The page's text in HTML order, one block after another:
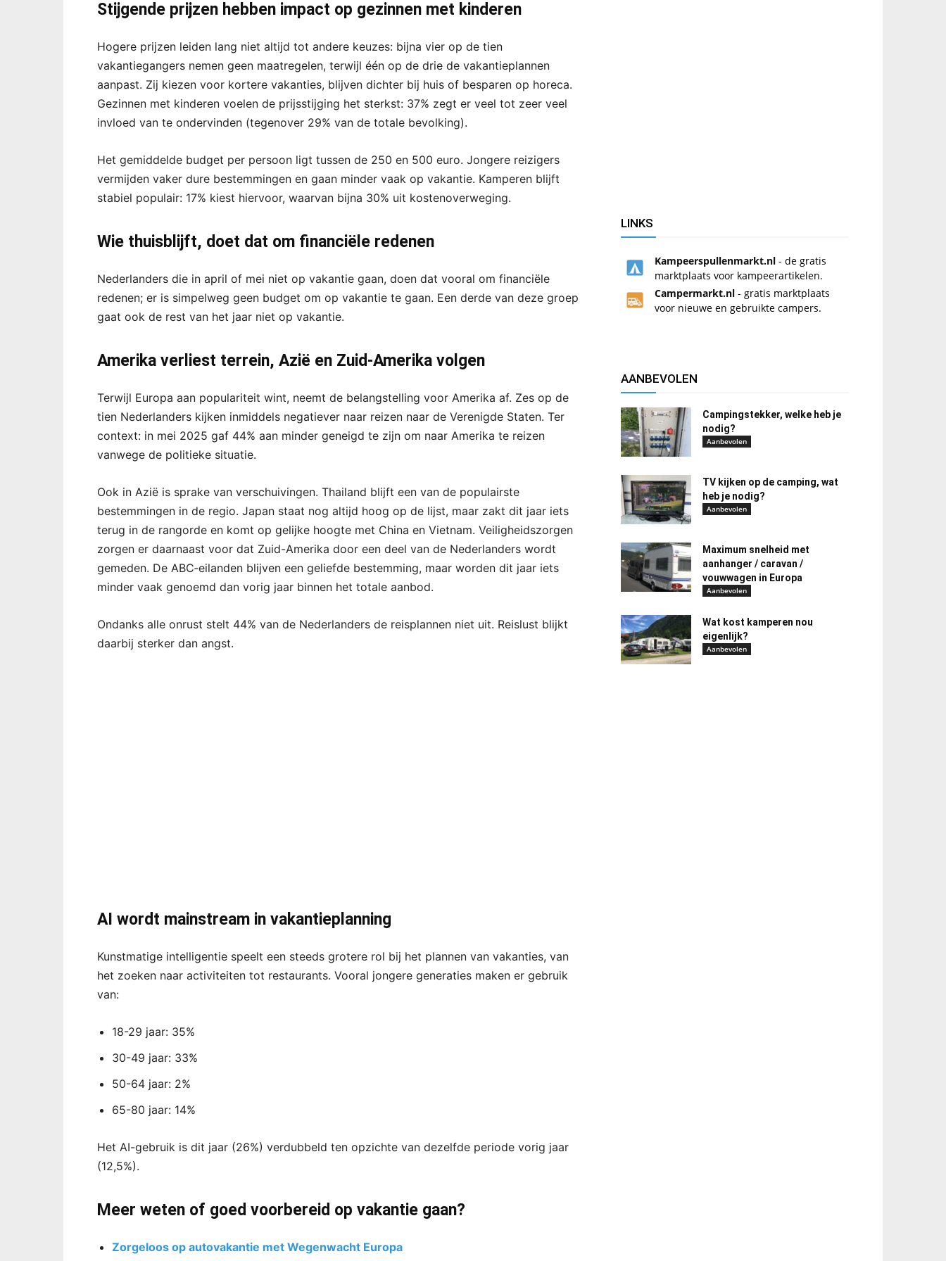
Stijgende prijzen hebben impact op gezinnen met kinderen
Hogere prijzen leiden lang niet altijd tot andere keuzes: bijna vier op de tien
vakantiegangers nemen geen maatregelen, terwijl één op de drie de vakantieplannen
aanpast. Zij kiezen voor kortere vakanties, blijven dichter bij huis of besparen op horeca.
Gezinnen met kinderen voelen de prijsstijging het sterkst: 37% zegt er veel tot zeer veel
invloed van te ondervinden (tegenover 29% van de totale bevolking).
Het gemiddelde budget per persoon ligt tussen de 250 en 500 euro. Jongere reizigers
vermijden vaker dure bestemmingen en gaan minder vaak op vakantie. Kamperen blijft
stabiel populair: 17% kiest hiervoor, waarvan bijna 30% uit kostenoverweging.
Wie thuisblijft, doet dat om financiële redenen
Nederlanders die in april of mei niet op vakantie gaan, doen dat vooral om financiële
redenen; er is simpelweg geen budget om op vakantie te gaan. Een derde van deze groep
gaat ook de rest van het jaar niet op vakantie.
Amerika verliest terrein, Azië en Zuid-Amerika volgen
Terwijl Europa aan populariteit wint, neemt de belangstelling voor Amerika af. Zes op de
tien Nederlanders kijken inmiddels negatiever naar reizen naar de Verenigde Staten. Ter
context: in mei 2025 gaf 44% aan minder geneigd te zijn om naar Amerika te reizen
vanwege de politieke situatie.
Ook in Azië is sprake van verschuivingen. Thailand blijft een van de populairste
bestemmingen in de regio. Japan staat nog altijd hoog op de lijst, maar zakt dit jaar iets
terug in de rangorde en komt op gelijke hoogte met China en Vietnam. Veiligheidszorgen
zorgen er daarnaast voor dat Zuid-Amerika door een deel van de Nederlanders wordt
gemeden. De ABC‑eilanden blijven een geliefde bestemming, maar worden dit jaar iets
minder vaak genoemd dan vorig jaar binnen het totale aanbod.
Ondanks alle onrust stelt 44% van de Nederlanders de reisplannen niet uit. Reislust blijkt
daarbij sterker dan angst.
AI wordt mainstream in vakantieplanning
Kunstmatige intelligentie speelt een steeds grotere rol bij het plannen van vakanties, van
het zoeken naar activiteiten tot restaurants. Vooral jongere generaties maken er gebruik
van:
18-29 jaar: 35%
30-49 jaar: 33%
50-64 jaar: 2%
65-80 jaar: 14%
Het AI-gebruik is dit jaar (26%) verdubbeld ten opzichte van dezelfde periode vorig jaar
(12,5%).
Meer weten of goed voorbereid op vakantie gaan?
Zorgeloos op autovakantie met Wegenwacht Europa
LINKS
Kampeerspullenmarkt.nl - de gratis
marktplaats voor kampeerartikelen.
Campermarkt.nl - gratis marktplaats
voor nieuwe en gebruikte campers.
AANBEVOLEN
Campingstekker, welke heb je
nodig?
Aanbevolen
TV kijken op de camping, wat
heb je nodig?
Aanbevolen
Maximum snelheid met
aanhanger / caravan /
vouwwagen in Europa
Aanbevolen
Wat kost kamperen nou
eigenlijk?
Aanbevolen